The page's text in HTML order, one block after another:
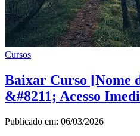
Cursos
Baixar Curso [Nome
&#8211; Acesso
Publicado em: 06/03/2026